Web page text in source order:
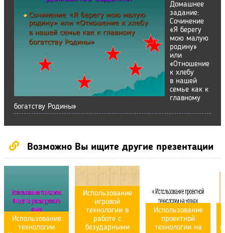
Домашнее
задание:
Сочинение
«Я берегу
мою малую
родину»
или
«Отношение
к хлебу
в нашей
семье как к
главному
богатству Родины»
Возможно Вы ищите другие презентации
Использование
технологии
Использование
игровой
технологии в
работе с
безударными
Использование
проектной
технологии на